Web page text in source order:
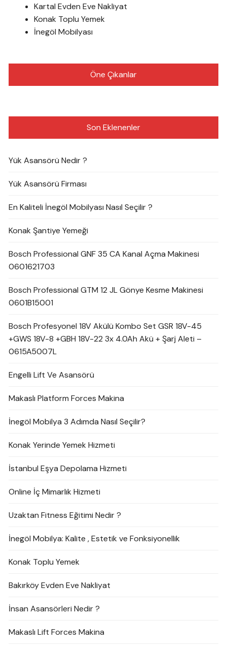
Kartal Evden Eve Nakliyat
Konak Toplu Yemek
İnegöl Mobilyası
Öne Çıkanlar
Son Eklenenler
Yük Asansörü Nedir ?
Yük Asansörü Firması
En Kaliteli İnegöl Mobilyası Nasıl Seçilir ?
Konak Şantiye Yemeği
Bosch Professional GNF 35 CA Kanal Açma Makinesi
0601621703
Bosch Professional GTM 12 JL Gönye Kesme Makinesi
0601B15001
Bosch Profesyonel 18V Akülü Kombo Set GSR 18V-45
+GWS 18V-8 +GBH 18V-22 3x 4.0Ah Akü + Şarj Aleti –
0615A5007L
Engelli Lift Ve Asansörü
Makaslı Platform Forces Makina
İnegöl Mobilya 3 Adımda Nasıl Seçilir?
Konak Yerinde Yemek Hizmeti
İstanbul Eşya Depolama Hizmeti
Online İç Mimarlık Hizmeti
Uzaktan Fitness Eğitimi Nedir ?
İnegöl Mobilya: Kalite , Estetik ve Fonksiyonellik
Konak Toplu Yemek
Bakırköy Evden Eve Nakliyat
İnsan Asansörleri Nedir ?
Makaslı Lift Forces Makina